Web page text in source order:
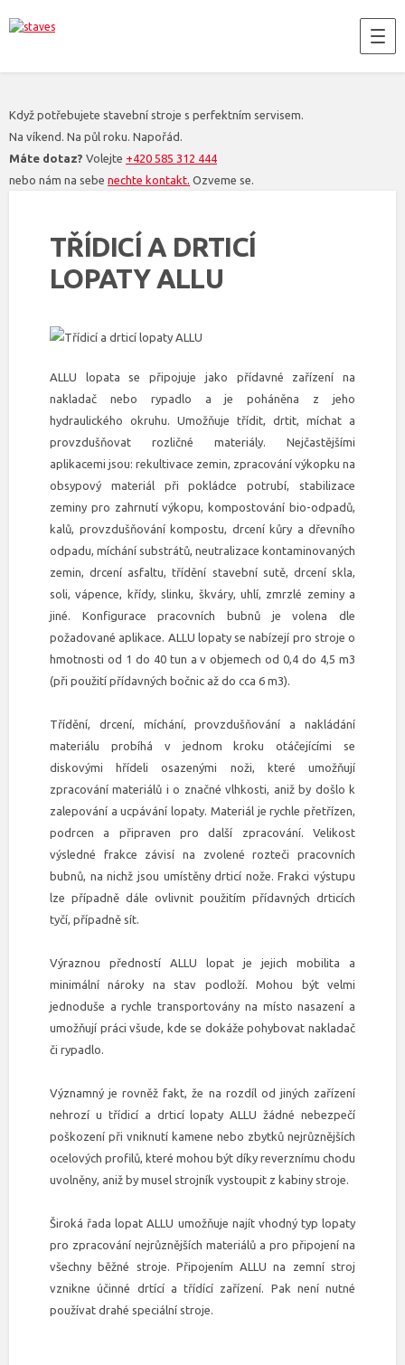
Když potřebujete stavební stroje s perfektním servisem.
Na víkend. Na půl roku. Napořád.
Máte dotaz? Volejte +420 585 312 444
nebo nám na sebe nechte kontakt. Ozveme se.
TŘÍDICÍ A DRTICÍ
LOPATY ALLU
ALLU lopata se připojuje jako přídavné zařízení na
nakladač nebo rypadlo a je poháněna z jeho
hydraulického okruhu. Umožňuje třídit, drtit, míchat a
provzdušňovat rozličné materiály. Nejčastějšími
aplikacemi jsou: rekultivace zemin, zpracování výkopku na
obsypový materiál při pokládce potrubí, stabilizace
zeminy pro zahrnutí výkopu, kompostování bio-odpadů,
kalů, provzdušňování kompostu, drcení kůry a dřevního
odpadu, míchání substrátů, neutralizace kontaminovaných
zemin, drcení asfaltu, třídění stavební sutě, drcení skla,
soli, vápence, křídy, slinku, škváry, uhlí, zmrzlé zeminy a
jiné. Konfigurace pracovních bubnů je volena dle
požadované aplikace. ALLU lopaty se nabízejí pro stroje o
hmotnosti od 1 do 40 tun a v objemech od 0,4 do 4,5 m3
(při použití přídavných bočnic až do cca 6 m3).
Třídění, drcení, míchání, provzdušňování a nakládání
materiálu probíhá v jednom kroku otáčejícími se
diskovými hřídeli osazenými noži, které umožňují
zpracování materiálů i o značné vlhkosti, aniž by došlo k
zalepování a ucpávání lopaty. Materiál je rychle přetřízen,
podrcen a připraven pro další zpracování. Velikost
výsledné frakce závisí na zvolené rozteči pracovních
bubnů, na nichž jsou umístěny drticí nože. Frakci výstupu
lze případně dále ovlivnit použitím přídavných drticích
tyčí, případně sít.
Výraznou předností ALLU lopat je jejich mobilita a
minimální nároky na stav podloží. Mohou být velmi
jednoduše a rychle transportovány na místo nasazení a
umožňují práci všude, kde se dokáže pohybovat nakladač
či rypadlo.
Významný je rovněž fakt, že na rozdíl od jiných zařízení
nehrozí u třídicí a drticí lopaty ALLU žádné nebezpečí
poškození při vniknutí kamene nebo zbytků nejrůznějších
ocelových profilů, které mohou být díky reverznímu chodu
uvolněny, aniž by musel strojník vystoupit z kabiny stroje.
Široká řada lopat ALLU umožňuje najít vhodný typ lopaty
pro zpracování nejrůznějších materiálů a pro připojení na
všechny běžné stroje. Připojením ALLU na zemní stroj
vznikne účinné drtící a třídící zařízení. Pak není nutné
používat drahé speciální stroje.